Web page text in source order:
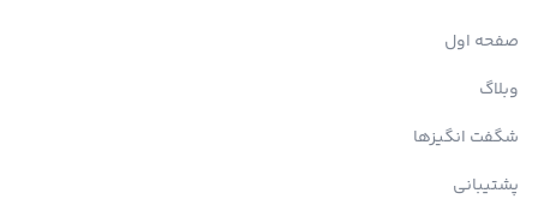
صفحه اول
وبلاگ
شگفت انگیزها
پشتیبانی